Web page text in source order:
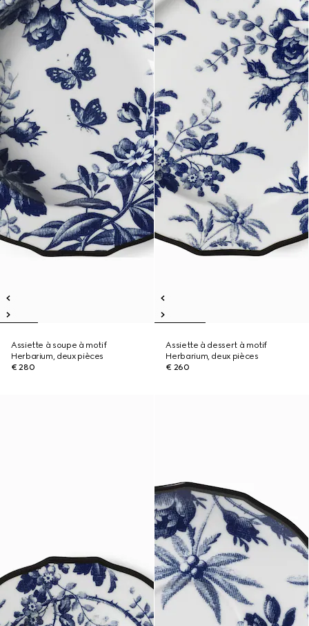
Assiette à soupe à motif
Herbarium, deux pièces
€ 280
Assiette à dessert à motif
Herbarium, deux pièces
€ 260